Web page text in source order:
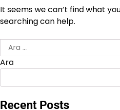
It seems we can’t find what
searching can help.
Arama:
Ara
Recent Posts